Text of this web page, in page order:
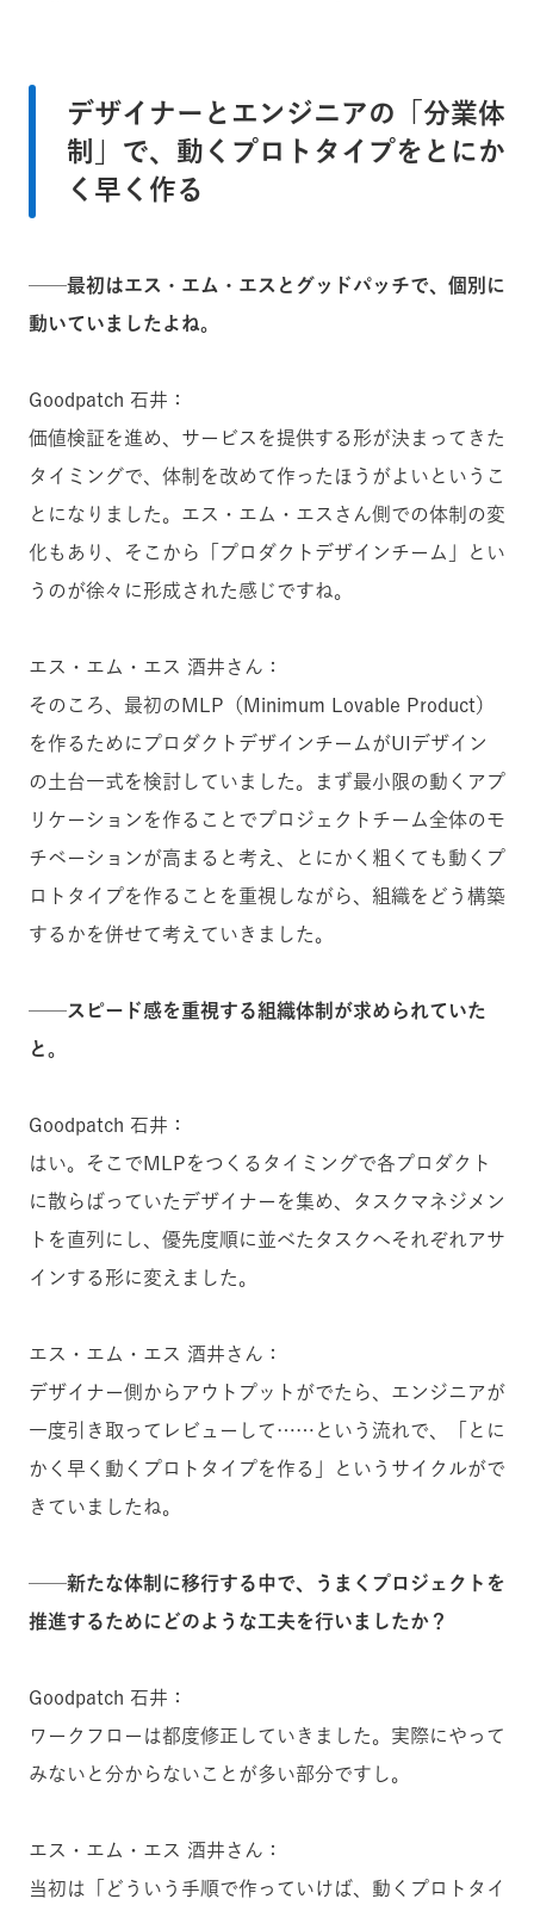
デザイナーとエンジニアの「分業体
制」で、動くプロトタイプをとにか
く早く作る
──最初はエス・エム・エスとグッドパッチで、個別に
動いていましたよね。
Goodpatch 石井：
価値検証を進め、サービスを提供する形が決まってきた
タイミングで、体制を改めて作ったほうがよいというこ
とになりました。エス・エム・エスさん側での体制の変
化もあり、そこから「プロダクトデザインチーム」とい
うのが徐々に形成された感じですね。
エス・エム・エス 酒井さん：
そのころ、最初のMLP（Minimum Lovable Product）
を作るためにプロダクトデザインチームがUIデザイン
の土台一式を検討していました。まず最小限の動くアプ
リケーションを作ることでプロジェクトチーム全体のモ
チベーションが高まると考え、とにかく粗くても動くプ
ロトタイプを作ることを重視しながら、組織をどう構築
するかを併せて考えていきました。
──スピード感を重視する組織体制が求められていた
と。
Goodpatch 石井：
はい。そこでMLPをつくるタイミングで各プロダクト
に散らばっていたデザイナーを集め、タスクマネジメン
トを直列にし、優先度順に並べたタスクへそれぞれアサ
インする形に変えました。
エス・エム・エス 酒井さん：
デザイナー側からアウトプットがでたら、エンジニアが
一度引き取ってレビューして……という流れで、「とに
かく早く動くプロトタイプを作る」というサイクルがで
きていましたね。
──新たな体制に移行する中で、うまくプロジェクトを
推進するためにどのような工夫を行いましたか？
Goodpatch 石井：
ワークフローは都度修正していきました。実際にやって
みないと分からないことが多い部分ですし。
エス・エム・エス 酒井さん：
当初は「どういう手順で作っていけば、動くプロトタイ